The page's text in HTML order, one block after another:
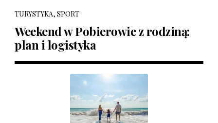
TURYSTYKA, SPORT
Weekend w Pobierowie z rodziną:
plan i logistyka